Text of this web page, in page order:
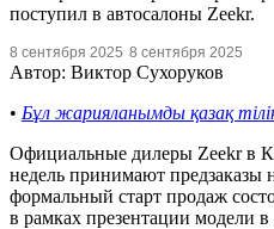
поступил в автосалоны Zeekr.
8 сентября 2025 8 сентября 2025
Автор: Виктор Сухоруков
• Бұл жарияланымды қазақ
Официальные дилеры Zeekr в
недель принимают предзаказы
формальный старт продаж
в рамках презентации модели